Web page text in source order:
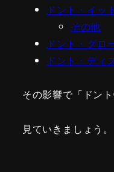
ドント・イット
その他
ドント・グロ
ドント・ディ
その影響で「ドン
見ていきましょう。